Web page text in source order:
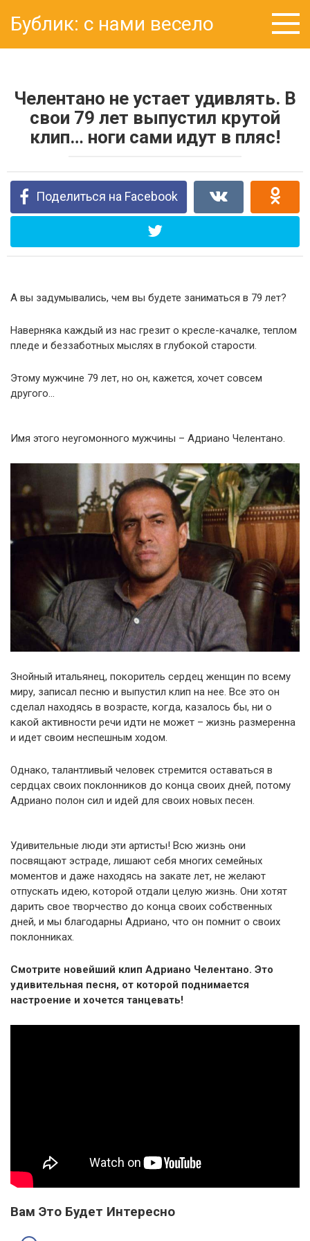
контенту
Бублик: с нами весело
Челентано не устает удивлять. В
свои 79 лет выпустил крутой
клип… ноги сами идут в пляс!
Поделиться на Facebook
А вы задумывались, чем вы будете заниматься в 79 лет?
Наверняка каждый из нас грезит о кресле-качалке, теплом
пледе и беззаботных мыслях в глубокой старости.
Этому мужчине 79 лет, но он, кажется, хочет совсем
другого…
Имя этого неугомонного мужчины – Адриано Челентано.
Знойный итальянец, покоритель сердец женщин по всему
миру, записал песню и выпустил клип на нее. Все это он
сделал находясь в возрасте, когда, казалось бы, ни о
какой активности речи идти не может – жизнь размеренна
и идет своим неспешным ходом.
Однако, талантливый человек стремится оставаться в
сердцах своих поклонников до конца своих дней, потому
Адриано полон сил и идей для своих новых песен.
Удивительные люди эти артисты! Всю жизнь они
посвящают эстраде, лишают себя многих семейных
моментов и даже находясь на закате лет, не желают
отпускать идею, которой отдали целую жизнь. Они хотят
дарить свое творчество до конца своих собственных
дней, и мы благодарны Адриано, что он помнит о своих
поклонниках.
Смотрите новейший клип Адриано Челентано. Это
удивительная песня, от которой поднимается
настроение и хочется танцевать!
Вам Это Будет Интересно